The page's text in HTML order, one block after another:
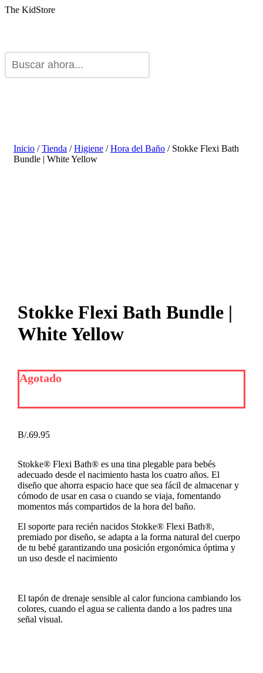
The KidStore
Inicio /Tienda /Higiene /Hora del Baño / Stokke Flexi Bath
Bundle | White Yellow
Stokke Flexi Bath Bundle |
White Yellow
B/.69.95
Stokke® Flexi Bath® es una tina plegable para bebés
adecuado desde el nacimiento hasta los cuatro años. El
diseño que ahorra espacio hace que sea fácil de almacenar y
cómodo de usar en casa o cuando se viaja, fomentando
momentos más compartidos de la hora del baño.
El soporte para recién nacidos Stokke® Flexi Bath®,
premiado por diseño, se adapta a la forma natural del cuerpo
de tu bebé garantizando una posición ergonómica óptima y
un uso desde el nacimiento
El tapón de drenaje sensible al calor funciona cambiando los
colores, cuando el agua se calienta dando a los padres una
señal visual.
Agotado